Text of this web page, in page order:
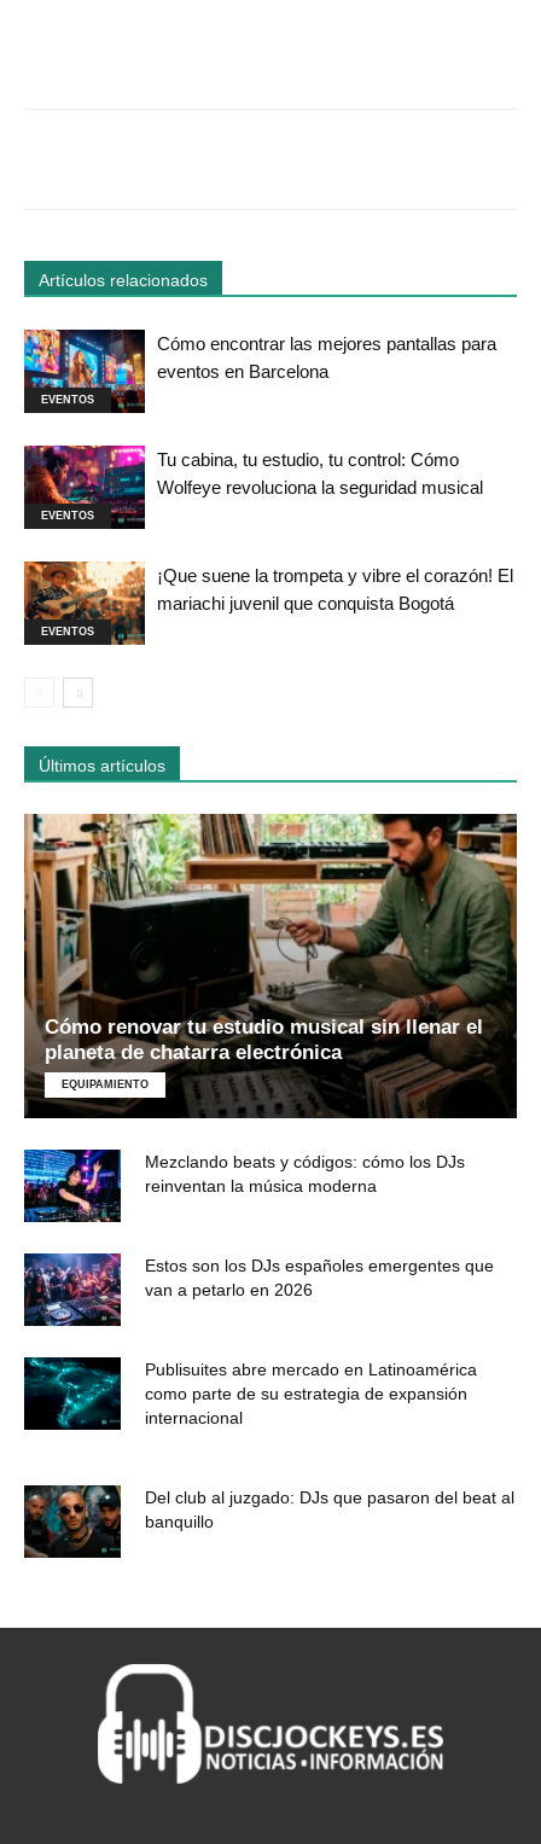
Artículos relacionados
EVENTOS
Cómo encontrar las mejores pantallas para
eventos en Barcelona
EVENTOS
Tu cabina, tu estudio, tu control: Cómo
Wolfeye revoluciona la seguridad musical
EVENTOS
¡Que suene la trompeta y vibre el corazón! El
mariachi juvenil que conquista Bogotá
Últimos artículos
Cómo renovar tu estudio musical sin llenar el
planeta de chatarra electrónica
EQUIPAMIENTO
Mezclando beats y códigos: cómo los DJs
reinventan la música moderna
Estos son los DJs españoles emergentes que
van a petarlo en 2026
Publisuites abre mercado en Latinoamérica
como parte de su estrategia de expansión
internacional
Del club al juzgado: DJs que pasaron del beat al
banquillo